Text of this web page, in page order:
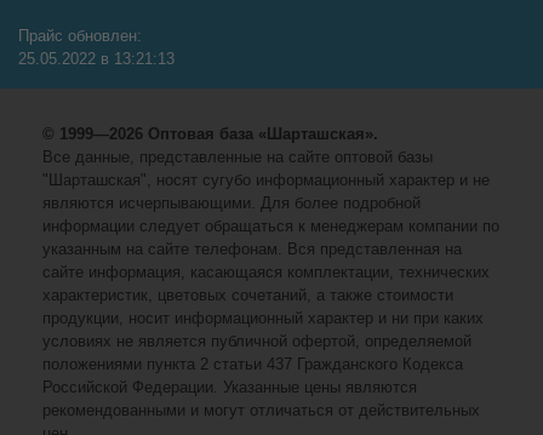
Прайс обновлен:
25.05.2022 в 13:21:13
© 1999—2026 Оптовая база «Шарташская».
Все данные, представленные на сайте оптовой базы
"Шарташская", носят сугубо информационный характер и не
являются исчерпывающими. Для более подробной
информации следует обращаться к менеджерам компании по
указанным на сайте телефонам. Вся представленная на
сайте информация, касающаяся комплектации, технических
характеристик, цветовых сочетаний, а также стоимости
продукции, носит информационный характер и ни при каких
условиях не является публичной офертой, определяемой
положениями пункта 2 статьи 437 Гражданского Кодекса
Российской Федерации. Указанные цены являются
рекомендованными и могут отличаться от действительных